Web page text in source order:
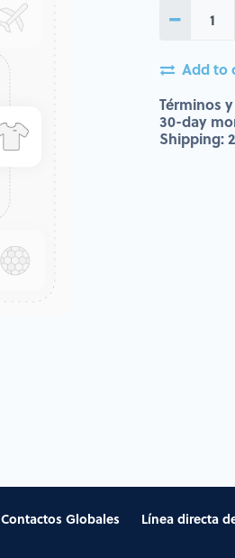
Add to
Términos
30-day
Shipping:
Contactos Globales Línea directa